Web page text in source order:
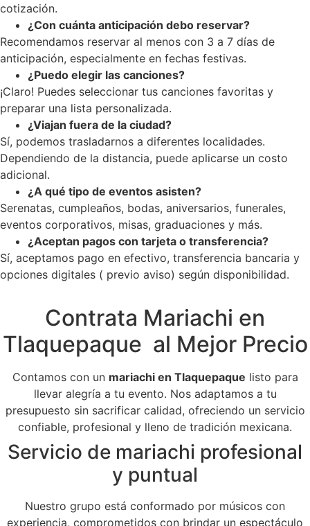
cotización.
¿Con cuánta anticipación debo reservar?
Recomendamos reservar al menos con 3 a 7 días de
anticipación, especialmente en fechas festivas.
¿Puedo elegir las canciones?
¡Claro! Puedes seleccionar tus canciones favoritas y
preparar una lista personalizada.
¿Viajan fuera de la ciudad?
Sí, podemos trasladarnos a diferentes localidades.
Dependiendo de la distancia, puede aplicarse un costo
adicional.
¿A qué tipo de eventos asisten?
Serenatas, cumpleaños, bodas, aniversarios, funerales,
eventos corporativos, misas, graduaciones y más.
¿Aceptan pagos con tarjeta o transferencia?
Sí, aceptamos pago en efectivo, transferencia bancaria y
opciones digitales ( previo aviso) según disponibilidad.
Contrata Mariachi en
Tlaquepaque al Mejor Precio
Contamos con un mariachi en Tlaquepaque listo para
llevar alegría a tu evento. Nos adaptamos a tu
presupuesto sin sacrificar calidad, ofreciendo un servicio
confiable, profesional y lleno de tradición mexicana.
Servicio de mariachi profesional
y puntual
Nuestro grupo está conformado por músicos con
experiencia, comprometidos con brindar un espectáculo